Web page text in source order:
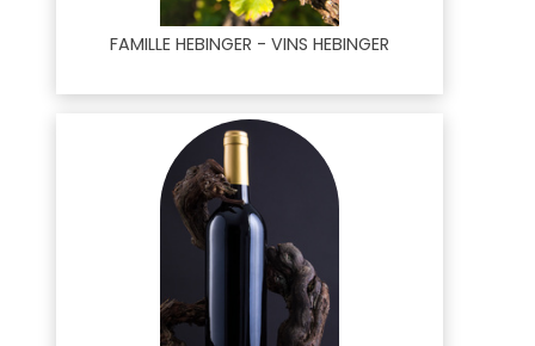
FAMILLE HEBINGER - VINS HEBINGER